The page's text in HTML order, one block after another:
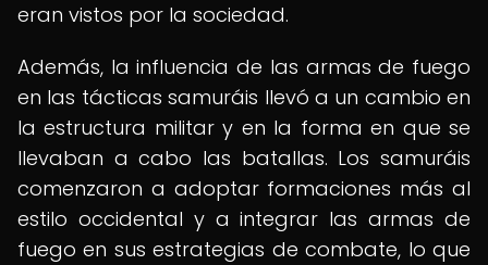
eran vistos por la sociedad.
Además, la influencia de las armas de fuego
en las tácticas samuráis llevó a un cambio en
la estructura militar y en la forma en que se
llevaban a cabo las batallas. Los samuráis
comenzaron a adoptar formaciones más al
estilo occidental y a integrar las armas de
fuego en sus estrategias de combate, lo que